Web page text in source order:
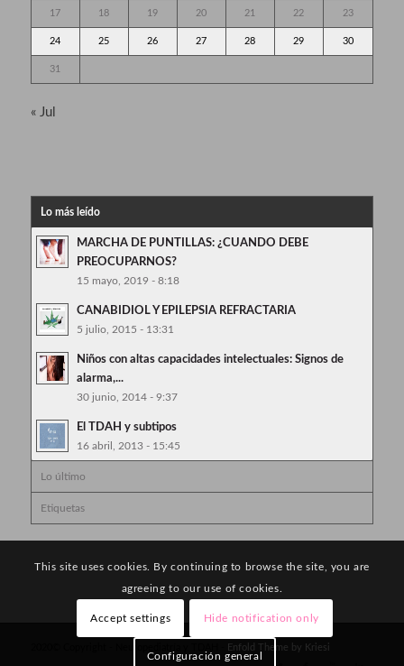
17 18 19 20 21 22 23
24 25 26 27 28 29 30
31
« Jul
Lo más leído
MARCHA DE PUNTILLAS: ¿CUANDO DEBE
PREOCUPARNOS?
15 mayo, 2019 - 8:18
CANABIDIOL Y EPILEPSIA REFRACTARIA
5 julio, 2015 - 13:31
Niños con altas capacidades intelectuales: Signos de
alarma,...
30 junio, 2014 - 9:37
El TDAH y subtipos
16 abril, 2013 - 15:45
Lo último
Etiquetas
Enfold Theme by Kriesi
This site uses cookies. By continuing to browse the site, you are
agreeing to our use of cookies.
Accept settings Hide notification only
Configuración general